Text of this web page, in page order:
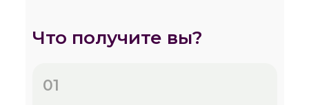
Что получите вы?
01